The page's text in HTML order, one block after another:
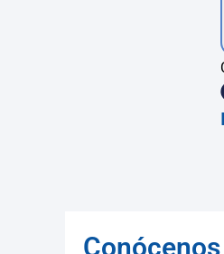
Conócenos